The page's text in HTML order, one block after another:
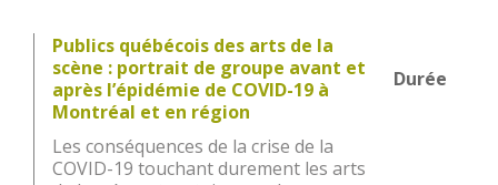
Publics québécois des arts de la
scène : portrait de groupe avant et
après l’épidémie de COVID-19 à
Montréal et en région
Durée
Les conséquences de la crise de la
COVID-19 touchant durement les arts